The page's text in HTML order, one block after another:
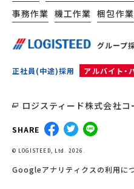
グループ
正社員(中途)採用 アルバイト・
ロジスティード株式会社
SHARE
© LOGISTEED, Ltd. 2026.
Googleアナリティクスの利用に
事務作業 機工作業 梱包作業